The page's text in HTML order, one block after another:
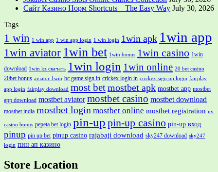
Сайт Казино Норм Shortcuts – The Easy Way July 30, 2026
Tags
1 win 1 win app 1 win app login 1 win login 1win apk 1win app
1win aviator 1win bet 1win bonus 1win casino 1win
download 1win kz скачать 1win login 1win online 20 bet casino
20bet bonus aviator 1win bc game sign in crickex login in crickex sign up login fairplay
app login fairplay download most betmostbet apk mostbet app mostbet
app download mostbet aviator mostbet casino mostbet download
mostbet india mostbet login mostbet online mostbet registration nv
casino bonus pepeta bet login pin-up pin-up casino pin-up вход
pinup pin up bet pinup casino rajabaji download sky247 download sky247
login пин ап казино
Store Location